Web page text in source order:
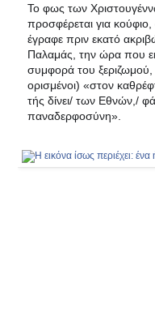
Το φως των
προσφέρεται για κούφιο,
έγραφε πριν εκατό
Παλαμάς, την ώρα που
συμφορά του
ορισμένοι) «στον
τής δίνει/ των Εθνών,/
παναδερφοσύνη».